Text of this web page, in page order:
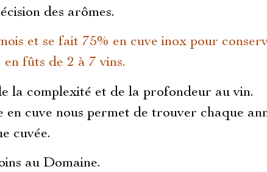
des arômes.
et se fait 75% en cuve inox pour
fûts de 2 à 7 vins.
la complexité et de la profondeur au vin.
en cuve nous permet de trouver chaque
cuvée.
au Domaine.